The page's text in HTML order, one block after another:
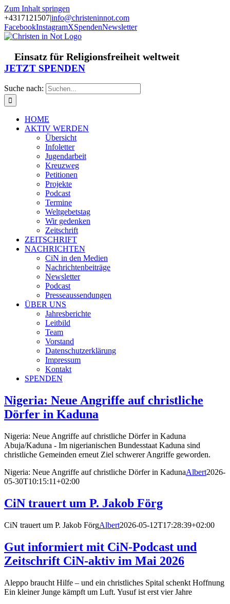
Zum Inhalt springen
+4317121507|info@christeninnot.com
FacebookInstagramXSpendenNewsletter
Einsatz für Religionsfreiheit weltweit
JETZT SPENDEN
Suche nach:
HOME
AKTIV WERDEN
Übersicht
Infoletter
Jugendarbeit
Kreuzweg
Petitionen
Projekte
Podcast
Termine
Weltgebetstag
Wir gedenken
Zeitschrift
ZEITSCHRIFT
NACHRICHTEN
CiN in den Medien
Nachrichtenbeiträge
Newsletter
Podcast
Presseaussendungen
ÜBER UNS
Jahresberichte
Leitbild
Team
Vorstand
Datenschutzerklärung
Impressum
Kontakt
SPENDEN
Nigeria: Neue Angriffe auf christliche
Dörfer in Kaduna
Nigeria: Neue Angriffe auf christliche Dörfer in Kaduna
Abuja/Kaduna - Im nigerianischen Bundesstaat Kaduna sind
christliche Gemeinden erneut Ziel schwerer Angriffe geworden.
Nigeria: Neue Angriffe auf christliche Dörfer in KadunaAlbert2026-
05-30T10:15:11+02:00
CiN trauert um P. Jakob Förg
CiN trauert um P. Jakob FörgAlbert2026-05-12T17:28:39+02:00
Gut informiert mit CiN-Podcast und
Zeitschrift CiN-aktiv im Mai 2026
Aleppo braucht Hilfe – und ein christliches Spital schenkt Hoffnung
Ein kleiner Junge kämpft um Luft. Yusuf ist erst vier Jahre